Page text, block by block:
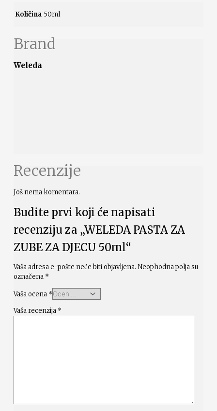
Količina 50ml
Brand
Weleda
Recenzije
Još nema komentara.
Budite prvi koji će napisati
recenziju za „WELEDA PASTA ZA
ZUBE ZA DJECU 50ml“
Vaša adresa e-pošte neće biti objavljena. Neophodna polja su
označena *
Vaša ocena *
Vaša recenzija *